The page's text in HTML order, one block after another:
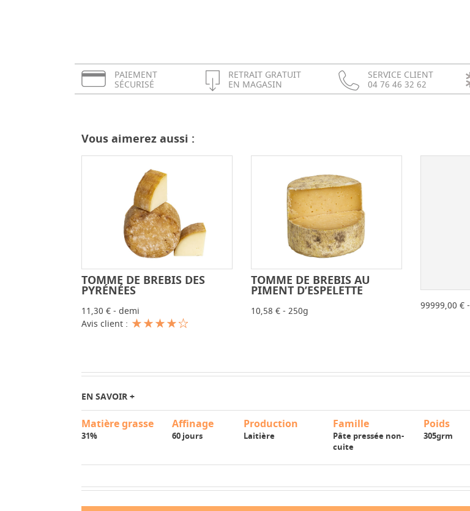
PAIEMENT
SÉCURISÉ
RETRAIT GRATUIT
EN MAGASIN
SERVICE CLIENT
04 76 46 32 62
Vous aimerez aussi :
-
TOMME DE BREBIS DES
PYRÉNÉES
11,30 € - demi
Avis client :
-
TOMME DE BREBIS AU
PIMENT D’ESPELETTE
10,58 € - 250g 99999,00 € -
EN SAVOIR +
Matière grasse
31%
Affinage
60 jours
Production
Laitière
Famille
Pâte pressée non-
cuite
Poids
305grm